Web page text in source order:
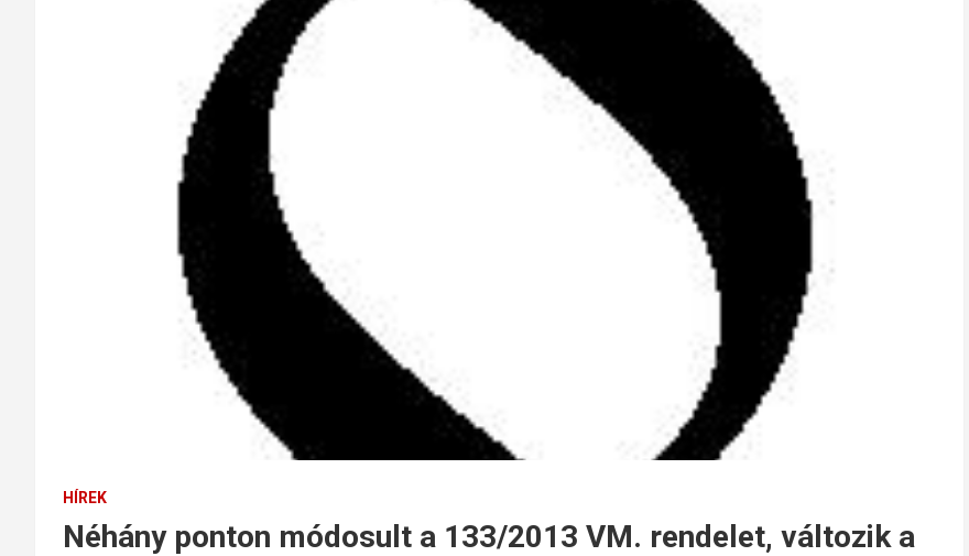
HÍREK
Néhány ponton módosult a 133/2013 VM. rendelet, változik a